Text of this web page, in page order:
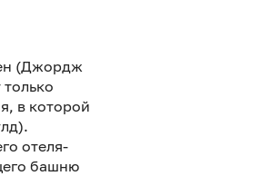
(Джордж
в которой
отеля-
башню